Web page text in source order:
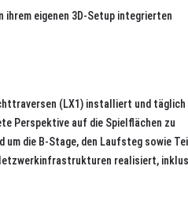
ihrem eigenen 3D-Setup integrierten
(LX1) installiert und täglich
Perspektive auf die Spielflächen zu
um die B-Stage, den Laufsteg sowie
realisiert,